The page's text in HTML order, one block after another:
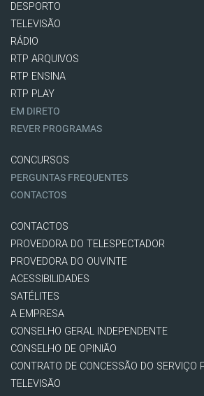
DESPORTO
TELEVISÃO
RÁDIO
RTP ARQUIVOS
RTP ENSINA
RTP PLAY
EM DIRETO
REVER PROGRAMAS
CONCURSOS
PERGUNTAS FREQUENTES
CONTACTOS
CONTACTOS
PROVEDORA DO TELESPECTADOR
PROVEDORA DO OUVINTE
ACESSIBILIDADES
SATÉLITES
A EMPRESA
CONSELHO GERAL INDEPENDENTE
CONSELHO DE OPINIÃO
CONTRATO DE CONCESSÃO DO SERVIÇO
TELEVISÃO